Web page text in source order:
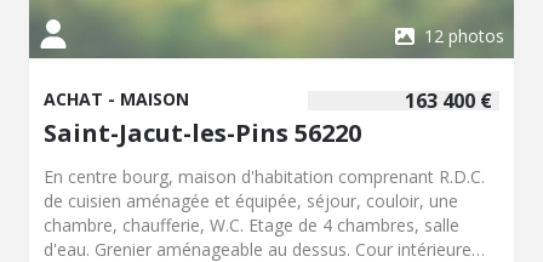
12 photos
163 400 €
ACHAT - MAISON
Saint-Jacut-les-Pins 56220
En centre bourg, maison d'habitation comprenant R.D.C.
de cuisien aménagée et équipée, séjour, couloir, une
chambre, chaufferie, W.C. Etage de 4 chambres, salle
d'eau. Grenier aménageable au dessus. Cour intérieure